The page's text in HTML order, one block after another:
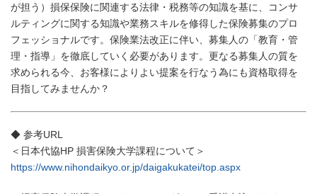
が担う）損保保険に関連する法律・税務等の知識を基に、コンサ
ルティングに関する知識や業務スキルを修得した保険募集のプロ
フェッショナルです。保険業法改正に伴い、募集人の「教育・管
理・指導」を徹底していく必要があります。更なる募集人の質を
求められる今、お客様によりよい提案を行なう為にも資格取得を
目指してみませんか？
◆ 参考URL
＜日本代協HP 損害保険大学課程について＞
https://www.nihondaikyo.or.jp/daigakukatei/top.aspx